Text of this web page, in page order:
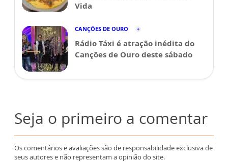
Vida
CANÇÕES DE OURO
Rádio Táxi é atração inédita do
Canções de Ouro deste sábado
Seja o primeiro a comentar
Os comentários e avaliações são de responsabilidade exclusiva de
seus autores e não representam a opinião do site.